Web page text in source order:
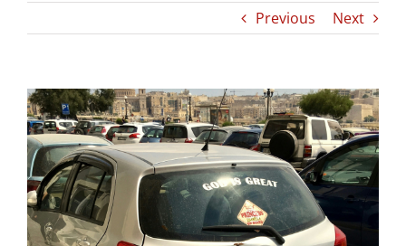
Previous Next
View
Larger
Image